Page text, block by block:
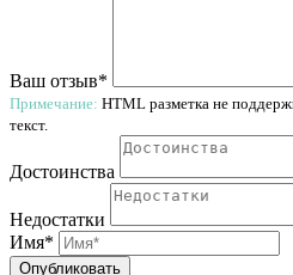
Ваш отзыв*
Примечание: HTML разметка не
текст.
Достоинства
Недостатки
Имя*
Опубликовать